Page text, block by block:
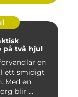
på två hjul
en
ett smidigt
Med en
blir ...